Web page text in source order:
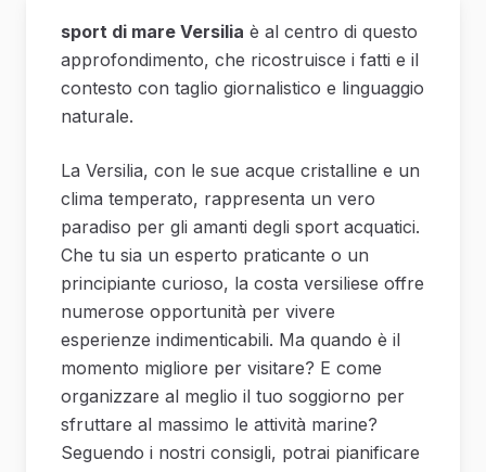
sport di mare Versilia è al centro di questo
approfondimento, che ricostruisce i fatti e il
contesto con taglio giornalistico e linguaggio
naturale.
La Versilia, con le sue acque cristalline e un
clima temperato, rappresenta un vero
paradiso per gli amanti degli sport acquatici.
Che tu sia un esperto praticante o un
principiante curioso, la costa versiliese offre
numerose opportunità per vivere
esperienze indimenticabili. Ma quando è il
momento migliore per visitare? E come
organizzare al meglio il tuo soggiorno per
sfruttare al massimo le attività marine?
Seguendo i nostri consigli, potrai pianificare